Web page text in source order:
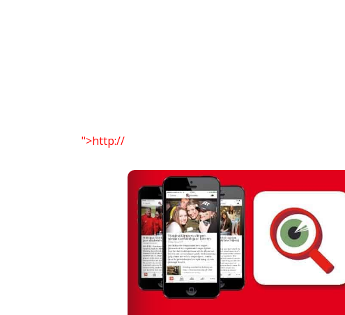
">http://